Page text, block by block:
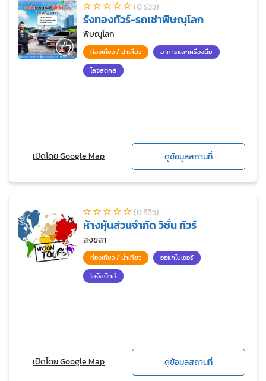
(0 รีวิว)
รังทองทัวร์-รถเช่าพิษณุโลก
พิษณุโลก
ท่องเที่ยว / นำเที่ยว
อาหารและเครื่องดื่ม
โลจิสติกส์
เปิดโดย Google Map ดูข้อมูลสถานที่
(0 รีวิว)
ห้างหุ้นส่วนจำกัด วิชั่น ทัวร์
สงขลา
ท่องเที่ยว / นำเที่ยว
ออแกไนเซอร์
โลจิสติกส์
เปิดโดย Google Map ดูข้อมูลสถานที่